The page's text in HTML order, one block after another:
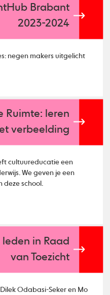
Brabant
2023-2024
negen makers uitgelicht
Ruimte: leren
verbeelding
cultuureducatie een
We geven je een
deze school.
leden in Raad
van Toezicht
Odabasi-Seker en Mo